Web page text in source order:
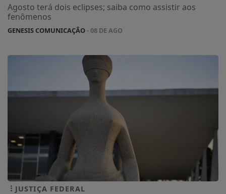
Agosto terá dois eclipses; saiba como assistir aos
fenômenos
GENESIS COMUNICAÇÃO- 08 DE AGO
JUSTIÇA FEDERAL